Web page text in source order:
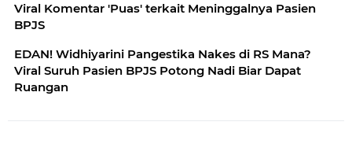
Viral Komentar 'Puas' terkait Meninggalnya Pasien
BPJS
EDAN! Widhiyarini Pangestika Nakes di RS Mana?
Viral Suruh Pasien BPJS Potong Nadi Biar Dapat
Ruangan